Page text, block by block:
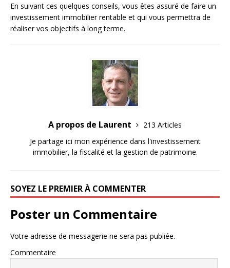
En suivant ces quelques conseils, vous êtes assuré de faire un
investissement immobilier rentable et qui vous permettra de
réaliser vos objectifs à long terme.
A propos de Laurent
213 Articles
Je partage ici mon expérience dans l'investissement
immobilier, la fiscalité et la gestion de patrimoine.
SOYEZ LE PREMIER À COMMENTER
Poster un Commentaire
Votre adresse de messagerie ne sera pas publiée.
Commentaire